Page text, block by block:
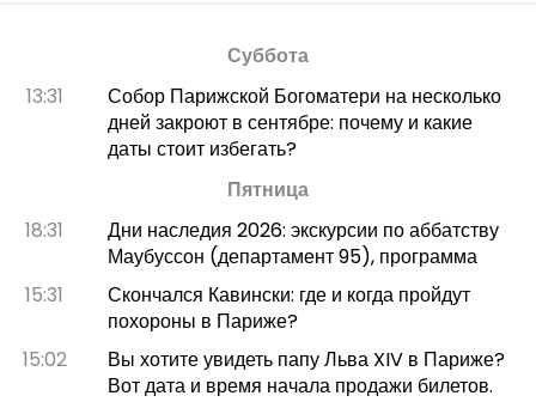
Суббота
13:31
Собор Парижской Богоматери на несколько
дней закроют в сентябре: почему и какие
даты стоит избегать?
Пятница
18:31
Дни наследия 2026: экскурсии по аббатству
Маубуссон (департамент 95), программа
15:31
Скончался Кавински: где и когда пройдут
похороны в Париже?
15:02
Вы хотите увидеть папу Льва XIV в Париже?
Вот дата и время начала продажи билетов.